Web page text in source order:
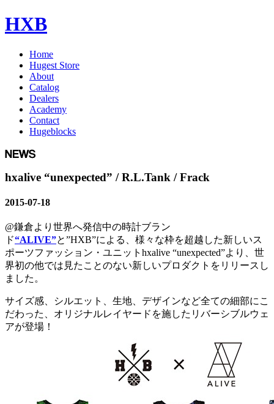
HXB
Home
Hugest Store
About
Catalog
Dealers
Academy
Contact
Hugeblocks
hxalive “unexpected” / R.L.Tank / Frack
2015-07-18
@鎌倉より世界へ発信中の時計ブラン
ド“ALIVE”と”HXB”による、様々な枠を超越した新しいス
ポーツファッション・ユニットhxalive “unexpected”より、世
界初の他では見たことのない新しいプロダクトをリリースし
ました。
サイズ感、シルエット、生地、デザインなど全ての細部にこ
だわった、オリジナルレイヤードを施したリバーシブルウェ
アが登場！